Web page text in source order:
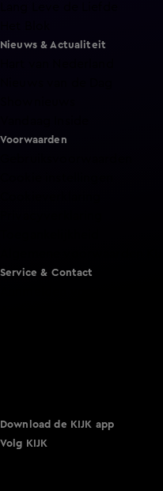
Nieuws & Actualiteit
Voorwaarden
Service & Contact
Download de KIJK app
Volg KIJK